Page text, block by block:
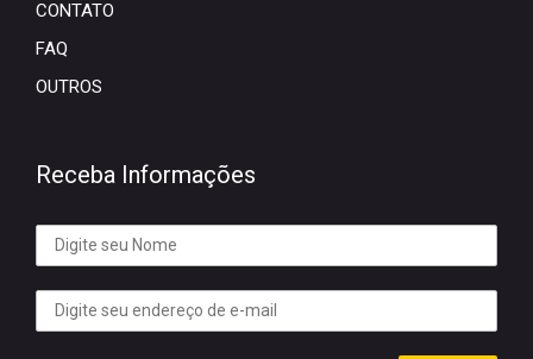
CONTATO
FAQ
OUTROS
Receba Informações